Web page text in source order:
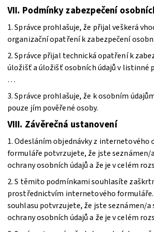
VII. Podmínky zabezpečení
1. Správce prohlašuje, že přijal veškerá
organizační opatření k zabezpečení
2. Správce přijal technická opatření k
úložišť a úložišť osobních údajů v listinné
…
3. Správce prohlašuje, že k osobním
pouze jím pověřené osoby.
VIII. Závěrečná ustanovení
1. Odesláním objednávky z internetového
formuláře potvrzujete, že jste seznámen/
ochrany osobních údajů a že je v celém
2. S těmito podmínkami souhlasíte
prostřednictvím internetového
souhlasu potvrzujete, že jste seznámen/a
ochrany osobních údajů a že je v celém